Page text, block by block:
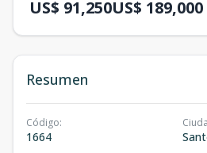
US$ 91,250US$ 189,000
Resumen
Código:
1664